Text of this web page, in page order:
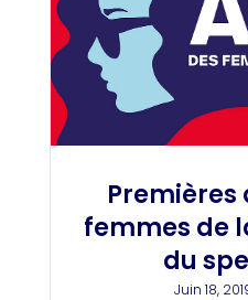
Premières
femmes de
du
Juin 18,